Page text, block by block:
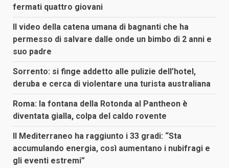
fermati quattro giovani
Il video della catena umana di bagnanti che ha
permesso di salvare dalle onde un bimbo di 2 anni e
suo padre
Sorrento: si finge addetto alle pulizie dell’hotel,
deruba e cerca di violentare una turista australiana
Roma: la fontana della Rotonda al Pantheon è
diventata gialla, colpa del caldo rovente
Il Mediterraneo ha raggiunto i 33 gradi: “Sta
accumulando energia, così aumentano i nubifragi e
gli eventi estremi”